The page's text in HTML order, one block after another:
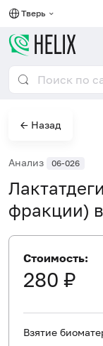
Тверь
← Назад
Анализ 06-026
фракции)
Стоимость:
280 ₽
Взятие